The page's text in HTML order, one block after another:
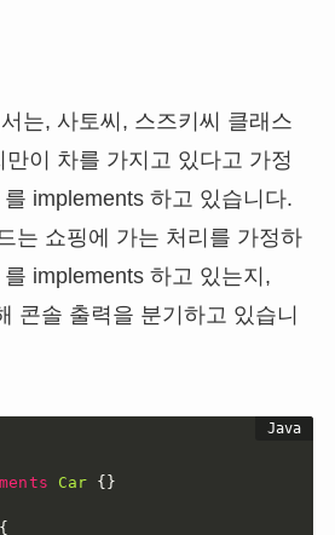
는, 사토씨, 스즈키씨 클래스
이 차를 가지고 있다고 가정
implements 하고 있습니다.
는 쇼핑에 가는 처리를 가정하
implements 하고 있는지,
콘솔 출력을 분기하고 있습니
Car {}
{